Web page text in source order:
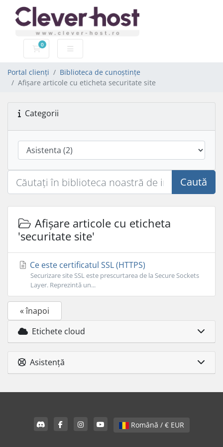
0
Coș de cumpărături
Portal clienți
Biblioteca de cunoștințe
Afișare articole cu eticheta securitate site
Categorii
Caută
Afișare articole cu eticheta
'securitate site'
Ce este certificatul SSL (HTTPS)
Securizare site SSL este prescurtarea de la Secure Sockets
Layer. Reprezintă un...
« înapoi
Etichete cloud
Asistență
Română / € EUR